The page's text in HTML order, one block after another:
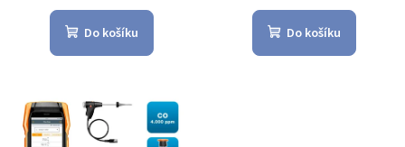
Do košíku Do košíku